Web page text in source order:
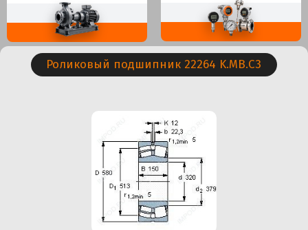
Роликовый подшипник 22264 K.MB.C3